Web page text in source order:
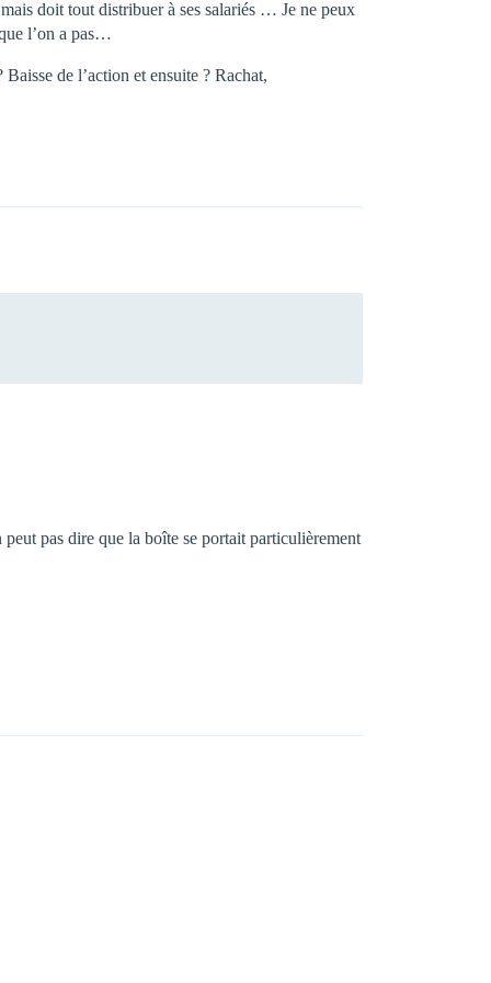
doit tout distribuer à ses salariés … Je ne peux
l’on a pas…
de l’action et ensuite ? Rachat,
peut pas dire que la boîte se portait particulièrement